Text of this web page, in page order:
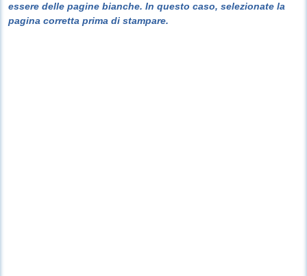
essere delle pagine bianche. In questo caso, selezionate la
pagina corretta prima di stampare.